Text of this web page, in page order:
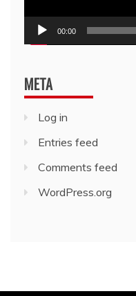
00:00
META
Log in
Entries feed
Comments feed
WordPress.org